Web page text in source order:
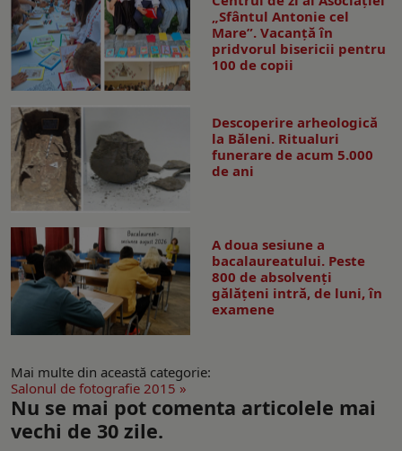
„Sfântul Antonie cel
Mare”. Vacanță în
pridvorul bisericii pentru
100 de copii
Descoperire arheologică
la Băleni. Ritualuri
funerare de acum 5.000
de ani
A doua sesiune a
bacalaureatului. Peste
800 de absolvenţi
gălăţeni intră, de luni, în
examene
Mai multe din această categorie:
Salonul de fotografie 2015 »
Nu se mai pot comenta articolele mai
vechi de 30 zile.